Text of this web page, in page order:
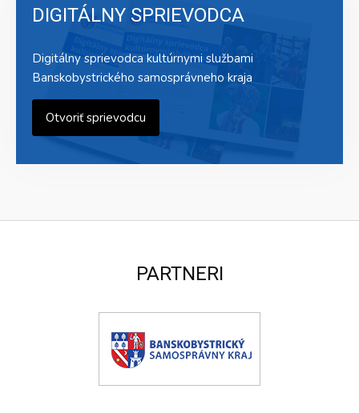
DIGITÁLNY SPRIEVODCA
Digitálny sprievodca kultúrnymi službami
Banskobystrického samosprávneho kraja
Otvoriť sprievodcu
PARTNERI